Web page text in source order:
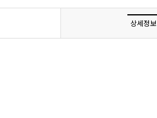
상세정보